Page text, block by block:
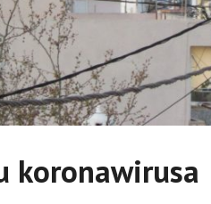
koronawirusa